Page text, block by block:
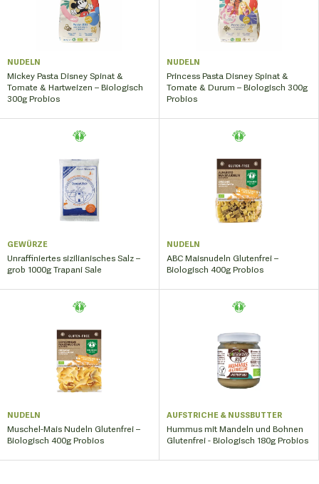
NUDELN
Mickey Pasta Disney Spinat &
Tomate & Hartweizen – Biologisch
300g Probios
NUDELN
Princess Pasta Disney Spinat &
Tomate & Durum – Biologisch 300g
Probios
GEWÜRZE
Unraffiniertes sizilianisches Salz –
grob 1000g Trapani Sale
NUDELN
ABC Maisnudeln Glutenfrei –
Biologisch 400g Probios
NUDELN
Muschel-Mais Nudeln Glutenfrei –
Biologisch 400g Probios
AUFSTRICHE & NUSSBUTTER
Hummus mit Mandeln und Bohnen
Glutenfrei - Biologisch 180g Probios